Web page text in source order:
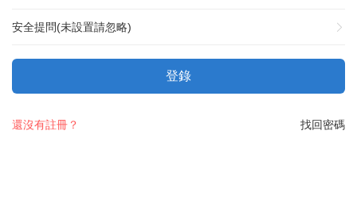
安全提問(未設置請忽略)
登錄
找回密碼
還沒有註冊？